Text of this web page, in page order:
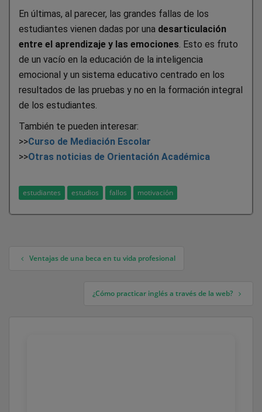
En últimas, al parecer, las grandes fallas de los
estudiantes vienen dadas por una desarticulación
entre el aprendizaje y las emociones . Esto es fruto
de un vacío en la educación de la inteligencia
emocional y un sistema educativo centrado en los
resultados de las pruebas y no en la formación integral
de los estudiantes.
También te pueden interesar:
>>Curso de Mediación Escolar
>>Otras noticias de Orientación Académica
estudiantes estudios fallos motivación
Navegación de entradas
Ventajas de una beca en tu vida profesional
¿Cómo practicar inglés a través de la web?